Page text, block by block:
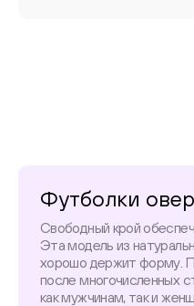
Футболки
Свободный крой
Эта модель из
хорошо держит форму.
после многочисленных
как мужчинам, так и